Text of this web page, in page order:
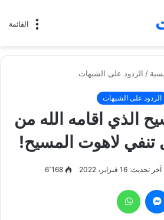
القائمة
/ الردود على الشبهات
الردود على الشبهات
الذي اقامه الله من
تنفي لاهوت المسيح!
آخر تحديث: 16 فبراير، 2022 6٬168
ماسنجر